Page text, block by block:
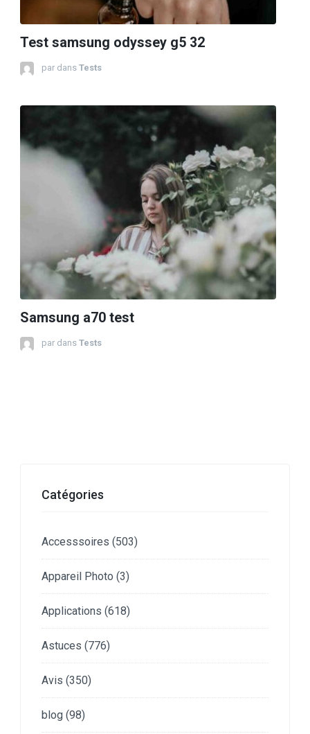
Test samsung odyssey g5 32
par dans Tests
Samsung a70 test
par dans Tests
Catégories
Accesssoires (503)
Appareil Photo (3)
Applications (618)
Astuces (776)
Avis (350)
blog (98)